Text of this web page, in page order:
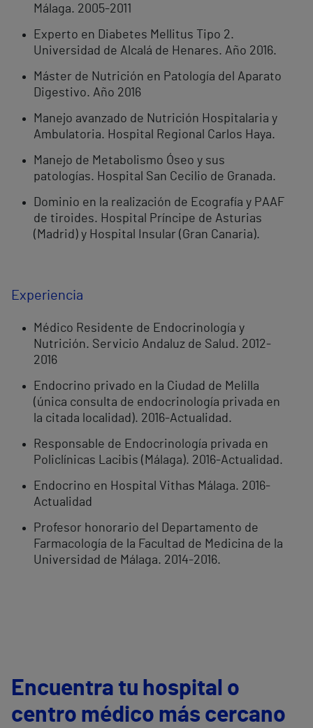
Málaga. 2005-2011
Experto en Diabetes Mellitus Tipo 2.
Universidad de Alcalá de Henares. Año 2016.
Máster de Nutrición en Patología del Aparato
Digestivo. Año 2016
Manejo avanzado de Nutrición Hospitalaria y
Ambulatoria. Hospital Regional Carlos Haya.
Manejo de Metabolismo Óseo y sus
patologías. Hospital San Cecilio de Granada.
Dominio en la realización de Ecografía y PAAF
de tiroides. Hospital Príncipe de Asturias
(Madrid) y Hospital Insular (Gran Canaria).
Experiencia
Médico Residente de Endocrinología y
Nutrición. Servicio Andaluz de Salud. 2012-
2016
Endocrino privado en la Ciudad de Melilla
(única consulta de endocrinología privada en
la citada localidad). 2016-Actualidad.
Responsable de Endocrinología privada en
Policlínicas Lacibis (Málaga). 2016-Actualidad.
Endocrino en Hospital Vithas Málaga. 2016-
Actualidad
Profesor honorario del Departamento de
Farmacología de la Facultad de Medicina de la
Universidad de Málaga. 2014-2016.
Encuentra tu hospital o
centro médico más cercano